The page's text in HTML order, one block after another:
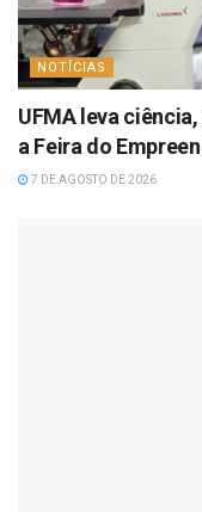
NOTÍCIAS
UFMA leva
a Feira do
7 DE AGOSTO DE 2026